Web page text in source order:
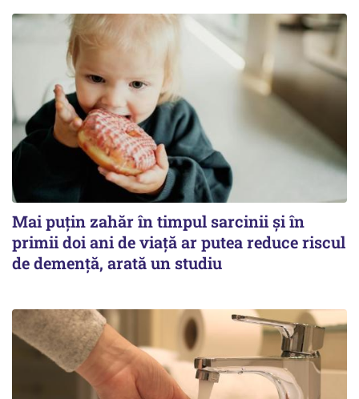
Mai puțin zahăr în timpul sarcinii și în
primii doi ani de viață ar putea reduce riscul
de demență, arată un studiu